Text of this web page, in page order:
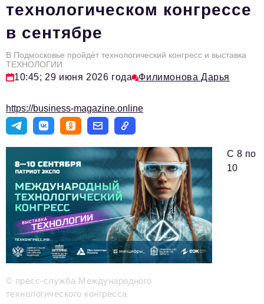
Технологии и тренды
Туризм
Импортозамещение
Мероприятия
Видео
Телефон редакции:+7 495 727-01-67
Электронные почты редакции:
Информационный отдел
info@business-magazine.online
Отдел рекламы
reklama@business-magazine.online
Отдел распространения/редакционная подписка
podpiska@business-magazine.online
Отдел по работе с партнерами
технологическом конгрессе
в сентябре
В Подмосковье пройдёт технологический конгресс и выставка
ТЕХНОЛОГИИ
10:45; 29 июня 2026 года Филимонова Дарья
https://business-magazine.online
© пресс-служба Международного
технологического конгресса
С 8 по
10